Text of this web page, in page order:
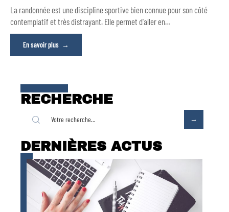
La randonnée est une discipline sportive bien connue pour son côté
contemplatif et très distrayant. Elle permet d'aller en…
En savoir plus
RECHERCHE
DERNIÈRES ACTUS